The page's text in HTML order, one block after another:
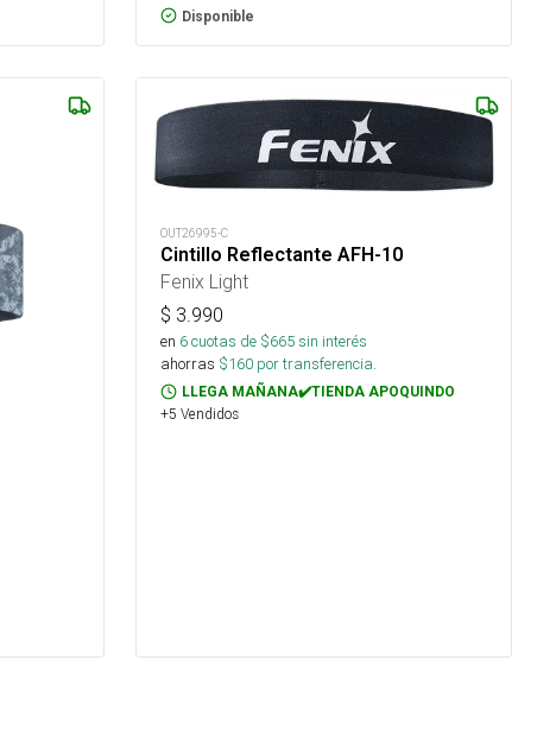
Disponible
OUT26995-C
Cintillo Reflectante AFH-10
Fenix Light
$ 3.990
en 6cuotas de $665sin interés
ahorras $160 por transferencia.
LLEGA MAÑANA✔️TIENDA APOQUINDO
+5 Vendidos